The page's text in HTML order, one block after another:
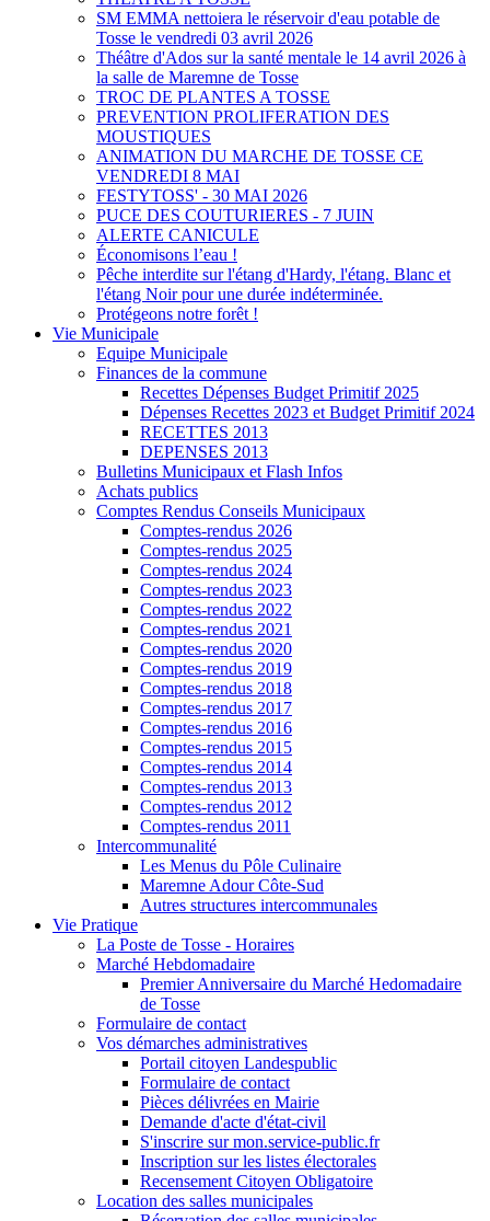
SM EMMA nettoiera le réservoir d'eau potable de
Tosse le vendredi 03 avril 2026
Théâtre d'Ados sur la santé mentale le 14 avril 2026 à
la salle de Maremne de Tosse
TROC DE PLANTES A TOSSE
PREVENTION PROLIFERATION DES
MOUSTIQUES
ANIMATION DU MARCHE DE TOSSE CE
VENDREDI 8 MAI
FESTYTOSS' - 30 MAI 2026
PUCE DES COUTURIERES - 7 JUIN
ALERTE CANICULE
Économisons l’eau !
Pêche interdite sur l'étang d'Hardy, l'étang. Blanc et
l'étang Noir pour une durée indéterminée.
Protégeons notre forêt !
Vie Municipale
Equipe Municipale
Finances de la commune
Recettes Dépenses Budget Primitif 2025
Dépenses Recettes 2023 et Budget Primitif 2024
RECETTES 2013
DEPENSES 2013
Bulletins Municipaux et Flash Infos
Achats publics
Comptes Rendus Conseils Municipaux
Comptes-rendus 2026
Comptes-rendus 2025
Comptes-rendus 2024
Comptes-rendus 2023
Comptes-rendus 2022
Comptes-rendus 2021
Comptes-rendus 2020
Comptes-rendus 2019
Comptes-rendus 2018
Comptes-rendus 2017
Comptes-rendus 2016
Comptes-rendus 2015
Comptes-rendus 2014
Comptes-rendus 2013
Comptes-rendus 2012
Comptes-rendus 2011
Intercommunalité
Les Menus du Pôle Culinaire
Maremne Adour Côte-Sud
Autres structures intercommunales
Vie Pratique
La Poste de Tosse - Horaires
Marché Hebdomadaire
Premier Anniversaire du Marché Hedomadaire
de Tosse
Formulaire de contact
Vos démarches administratives
Portail citoyen Landespublic
Formulaire de contact
Pièces délivrées en Mairie
Demande d'acte d'état-civil
S'inscrire sur mon.service-public.fr
Inscription sur les listes électorales
Recensement Citoyen Obligatoire
Location des salles municipales